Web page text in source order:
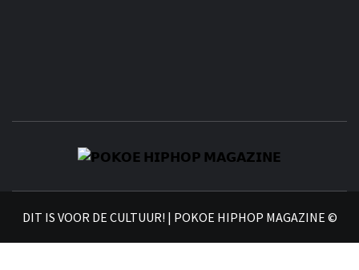
DIT IS VOOR DE CULTUUR! | POKOE HIPHOP MAGAZINE ©